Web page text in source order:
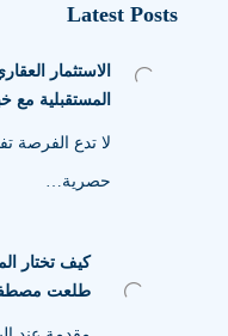
Latest Posts
المستقبلية مع
لا تدع الفرصة
حصرية…
كيف تختار
طلعت